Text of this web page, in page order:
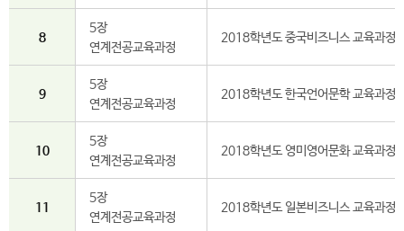
8
5장
연계전공교육과정
2018학년도 중국비즈니스 교육과정
9
5장
연계전공교육과정
2018학년도 한국언어문학 교육과정
10
5장
연계전공교육과정
2018학년도 영미영어문화 교육과정
11
5장
연계전공교육과정
2018학년도 일본비즈니스 교육과정